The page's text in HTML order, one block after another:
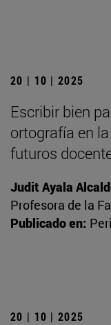
20 | 10 | 2025
Escribir bien
ortografía en
futuros
Judit Ayala
Profesora de la
Publicado en:
20 | 10 | 2025